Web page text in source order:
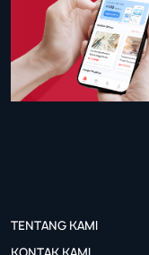
TENTANG KAMI